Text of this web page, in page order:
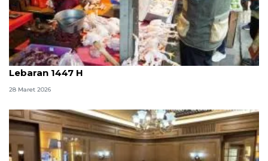
Bapanas pastikan pasokan pangan terjaga pasca
Lebaran 1447 H
28 Maret 2026